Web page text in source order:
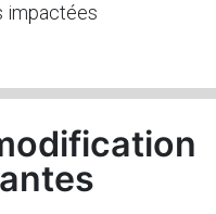
impactées